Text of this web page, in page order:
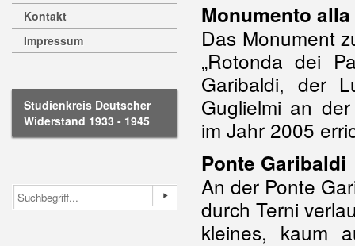
Kontakt
Impressum
Studienkreis Deutscher
Widerstand 1933 - 1945
Monumento
Das Monument
„Rotonda dei
Garibaldi, der
Guglielmi an
im Jahr 2005
Ponte Garibaldi
An der Ponte
durch Terni
kleines, kaum